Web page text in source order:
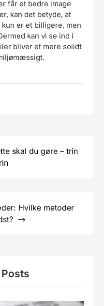
får et bedre image
kan det betyde, at
er et billigere, men
kan vi se ind i
bliver et mere solidt
skal du gøre – trin
Hvilke metoder